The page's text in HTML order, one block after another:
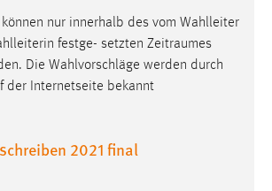
nur innerhalb des vom Wahlleiter
festge- setzten Zeitraumes
Die Wahlvorschläge werden durch
der Internetseite bekannt
2021 final
speichert die gewählte Sprache der Website.
5e9dbeb1811c0446